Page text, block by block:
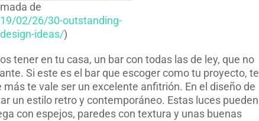
de
02/26/30-outstanding-
ideas/)
tener en tu casa, un bar con todas las de ley, que no
Si este es el bar que escoger como tu proyecto, te
te vale ser un excelente anfitrión. En el diseño de
un estilo retro y contemporáneo. Estas luces pueden
con espejos, paredes con textura y unas buenas